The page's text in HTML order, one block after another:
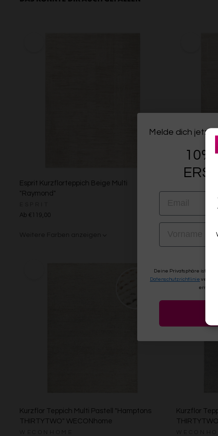
Esprit Kurzflorteppich Beige Multi
"Raymond"
Ab €119,00
Weitere
Kurzflor Teppich Multi Pastell "Hamptons
THIRTYTWO" WECONhome
Kurzflor
Melde dich jetzt
10%
EMAIL
VORNAME
Deine Privatsphäre ist uns
Datenschutzrichtlinie